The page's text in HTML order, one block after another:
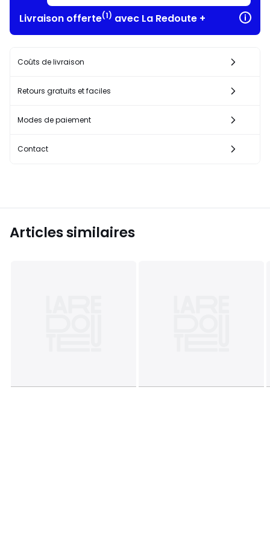
Livraison offerte(1) avec La Redoute +
Coûts de livraison
Retours gratuits et faciles
Modes de paiement
Contact
Articles similaires